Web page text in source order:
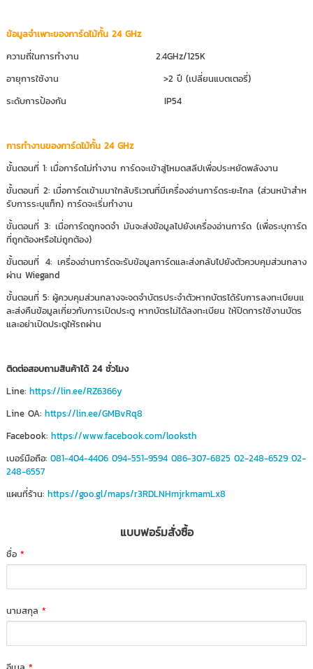
ข้อมูลจำเพาะของการ์ดไม้กั้น 24 GHz
ความถี่ในการทำงาน 2.4GHz/125K
อายุการใช้งาน >2 ปี (เปลี่ยนแบตเตอรี่)
ระดับการป้องกัน IP54
การทำงานของการ์ดไม้กั้น 24 GHz
ขั้นตอนที่ 1: เมื่อการ์ดไม่ทำงาน การ์ดจะเข้าสู่โหมดสลีปเพื่อประหยัดพลังงาน
ขั้นตอนที่ 2: เมื่อการ์ดเข้ามมาใกล้บริเวณที่มีเครื่องอ่านการ์ดระยะไกล (ส่วนหน้าสำห
รับการระบุแท็ก) การ์ดจะเริ่มทำงาน
ขั้นตอนที่ 3: เมื่อการ์ดถูกจดจำ มันจะส่งข้อมูลไปยังเครื่องอ่านการ์ด (เพื่อระบุการ์ด
ที่ถูกต้องหรือไม่ถูกต้อง)
ขั้นตอนที่ 4: เครื่องอ่านการ์ดจะรับข้อมูลการ์ดและส่งกลับไปยังตัวควบคุมส่วนกลาง
ผ่าน Wiegand
ขั้นตอนที่ 5: ผู้ควบคุมส่วนกลางจะจดจำบัตรประจำตัวหากบัตรได้รับการลงทะเบียนแ
ละส่งคืนข้อมูลเกี่ยวกับการเปิดประตู หากบัตรไม่ได้ลงทะเบียน ให้ปิดการใช้งานบัตร
และอย่าเปิดประตูให้รถผ่าน
ติดต่อสอบถามสินค้าได้ 24 ชั่วโมง
Line: https://lin.ee/RZ6366y
Line OA: https://lin.ee/GMBvRq8
Facebook: https://www.facebook.com/looksth
เบอร์มือถือ: 081-404-4406 094-551-9594 086-307-6825 02-248-6529 02-
248-6557
แผนที่ร้าน:https://goo.gl/maps/r3RDLNHmjrkmamLx8
แบบฟอร์มสั่งซื้อ
ชื่อ*
นามสกุล*